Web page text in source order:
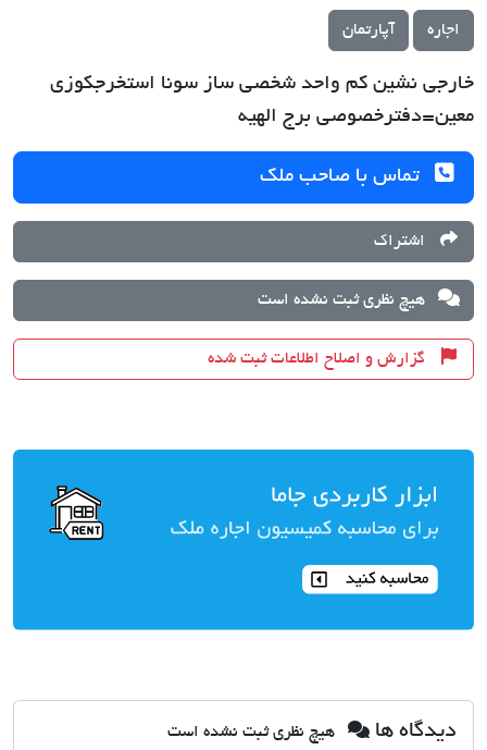
اجاره آپارتمان
خارجی نشین کم واحد شخصی ساز سونا استخرجکوزی
معین=دفترخصوصی برج الهیه
تماس با صاحب ملک
اشتراک
هیچ نظری ثبت نشده است
گزارش و اصلاح اطلاعات ثبت شده
دیدگاه ها هیچ نظری ثبت نشده است